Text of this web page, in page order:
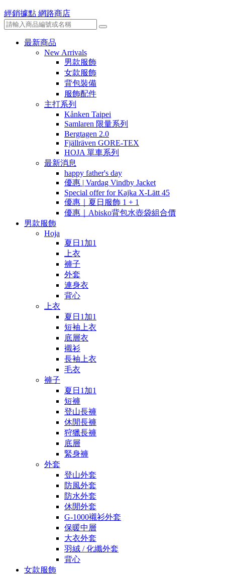
經銷據點 網路商店
最新商品
New Arrivals
男款服飾
女款服飾
背包裝備
服飾配件
主打系列
Kånken Taipei
Samlaren 限量系列
Bergtagen 2.0
Fjällräven GORE-TEX
HOJA 單車系列
最新消息
happy father's day
優惠 | Vardag Vindby Jacket
Special offer for Kajka X-Lätt 45
優惠｜夏日服飾 1 + 1
優惠｜Abisko背包水壺袋組合價
男款服飾
Hoja
夏日1加1
上衣
褲子
外套
連身衣
背心
上衣
夏日1加1
短袖上衣
底層衣
襯衫
長袖上衣
毛衣
褲子
夏日1加1
短褲
登山長褲
休閒長褲
狩獵長褲
底層
緊身褲
外套
登山外套
防風外套
防水外套
休閒外套
G-1000襯衫外套
保暖中層
大衣外套
羽絨 / 化纖外套
背心
女款服飾